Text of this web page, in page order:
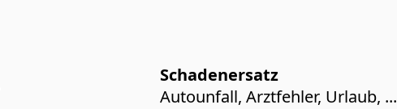
Scha­den­er­satz
Auto­un­fall, Arzt­fehler, Urlaub, ...